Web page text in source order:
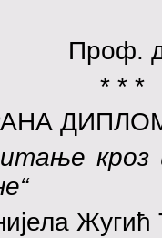
Проф.
* * *
“